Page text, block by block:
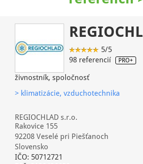
5/5
98 referencií
PRO+
živnostník, spoločnosť
> klimatizácie, vzduchotechnika
REGIOCHLAD s.r.o.
Rakovice 155
92208 Veselé pri Piešťanoch
Slovensko
IČO: 50712721